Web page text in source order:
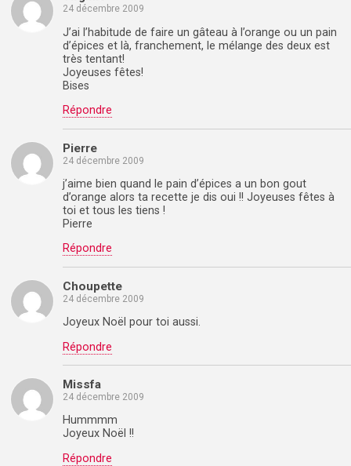
24 décembre 2009
J’ai l’habitude de faire un gâteau à l’orange ou un pain
d’épices et là, franchement, le mélange des deux est
très tentant!
Joyeuses fêtes!
Bises
Répondre
Pierre
24 décembre 2009
j’aime bien quand le pain d’épices a un bon gout
d’orange alors ta recette je dis oui !! Joyeuses fêtes à
toi et tous les tiens !
Pierre
Répondre
Choupette
24 décembre 2009
Joyeux Noël pour toi aussi.
Répondre
Missfa
24 décembre 2009
Hummmm
Joyeux Noël !!
Répondre